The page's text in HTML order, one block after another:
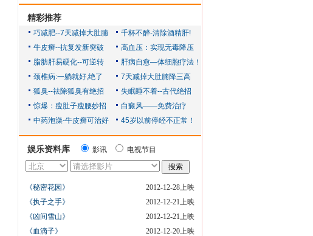
精彩推荐
娱乐资料库 影讯 电视节目
《秘密花园》
2012-12-28上映
《执子之手》
2012-12-21上映
《凶间雪山》
2012-12-21上映
《血滴子》
2012-12-20上映